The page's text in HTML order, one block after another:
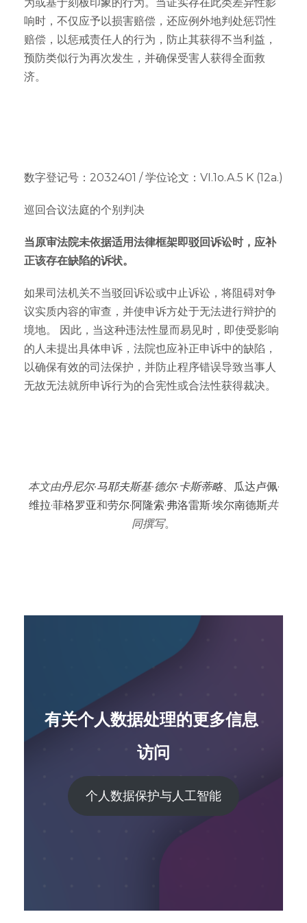
响时，不仅应予以损害赔偿，还应例外地判处惩罚性
赔偿，以惩戒责任人的行为，防止其获得不当利益，
预防类似行为再次发生，并确保受害人获得全面救
济。
数字登记号：2032401 / 学位论文：VI.1o.A.5 K (12a.)
巡回合议法庭的个别判决
当原审法院未依据适用法律框架即驳回诉讼时，应补
正该存在缺陷的诉状。
如果司法机关不当驳回诉讼或中止诉讼，将阻碍对争
议实质内容的审查，并使申诉方处于无法进行辩护的
境地。 因此，当这种违法性显而易见时，即使受影响
的人未提出具体申诉，法院也应补正申诉中的缺陷，
以确保有效的司法保护，并防止程序错误导致当事人
无故无法就所申诉行为的合宪性或合法性获得裁决。
本文由丹尼尔·马耶夫斯基·德尔·卡斯蒂略、
瓜达卢佩·
维拉·菲格罗亚和劳尔·阿隆索·弗洛雷斯·埃尔南德斯共
同撰写。
有关个人数据处理的更多信息
访问
个人数据保护与人工智能